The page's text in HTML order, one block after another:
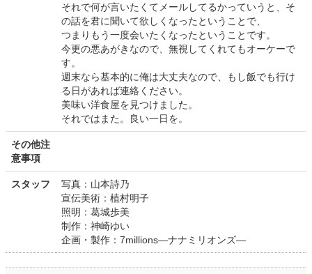
それで何が言いたくてメールしてるかっていうと、そ
の話を君に聞いて欲しくなったということで、
つまりもう一度会いたくなったということです。
今更の悪あがきなので、無視してくれてもオーケーで
す。
週末なら基本的に俺は大丈夫なので、もし飯でも行け
る日があれば連絡ください。
美味い洋食屋を見つけました。
それではまた。良い一日を。
その他注
意事項
スタッフ
写真：山本詩乃
宣伝美術：植村明子
照明：葛城歩美
制作：神崎ゆい
企画・製作：7millions―ナナミリオンズ―